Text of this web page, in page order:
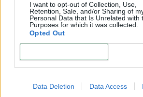
I want to opt-out of Collection, Use,
Retention, Sale, and/or Sharing of
Personal Data that Is Unrelated with
Purposes for which it was collected.
Opted Out
Data Deletion Data Access